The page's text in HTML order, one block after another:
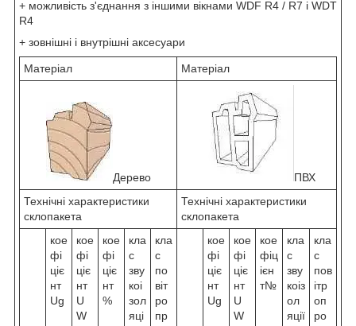
+ можливість з'єднання з іншими вікнами WDF R4 / R7 i WDT
R4
+ зовнішні і внутрішні аксесуари
Матеріал Матеріал
Дерево
ПВХ
Технічні характеристики
склопакета
Технічні характеристики
склопакета
кое
фі
ціє
нт
Ug
кое
фі
ціє
нт
U
W
кое
фі
ціє
нт
%
кла
с
зву
коі
зол
яці
кла
с
по
віт
ро
пр
кое
фі
ціє
нт
Ug
кое
фі
ціє
нт
U
W
кое
фіц
ієн
т№
кла
с
зву
коіз
ол
яції
кла
с
пов
ітр
оп
ро